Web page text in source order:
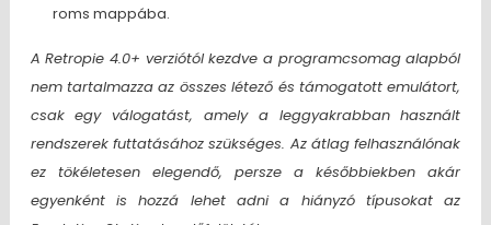
roms mappába.
A Retropie 4.0+ verziótól kezdve a programcsomag alapból
nem tartalmazza az összes létező és támogatott emulátort,
csak egy válogatást, amely a leggyakrabban használt
rendszerek futtatásához szükséges. Az átlag felhasználónak
ez tökéletesen elegendő, persze a későbbiekben akár
egyenként is hozzá lehet adni a hiányzó típusokat az